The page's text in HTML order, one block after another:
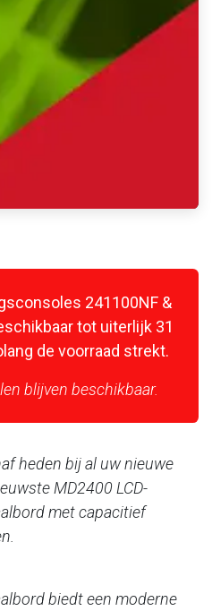
241100NF &
tot uiterlijk 31
de voorraad strekt.
blijven beschikbaar.
heden bij al uw nieuwe
MD2400 LCD-
met capacitief
biedt een moderne